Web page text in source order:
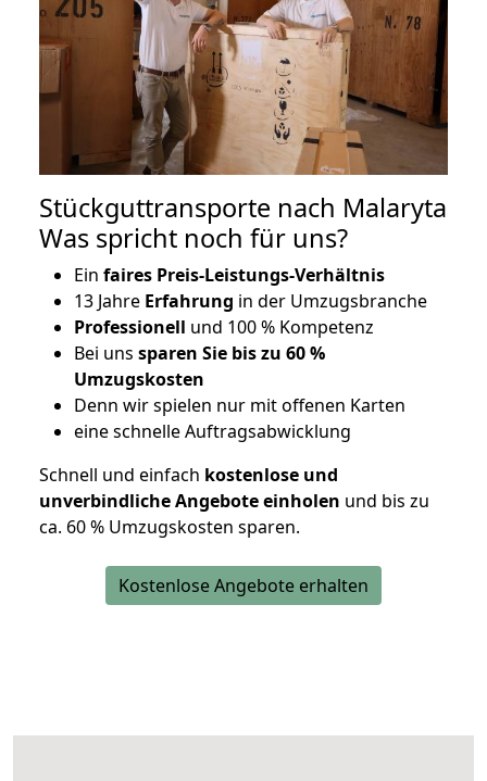
Stückguttransporte nach Malaryta
Was spricht noch für uns?
Ein faires Preis-Leistungs-Verhältnis
13 Jahre Erfahrung in der Umzugsbranche
Professionell und 100 % Kompetenz
Bei uns sparen Sie bis zu 60 %
Umzugskosten
Denn wir spielen nur mit offenen Karten
eine schnelle Auftragsabwicklung
Schnell und einfach kostenlose und
unverbindliche Angebote einholen und bis zu
ca. 60 % Umzugskosten sparen.
Kostenlose Angebote erhalten